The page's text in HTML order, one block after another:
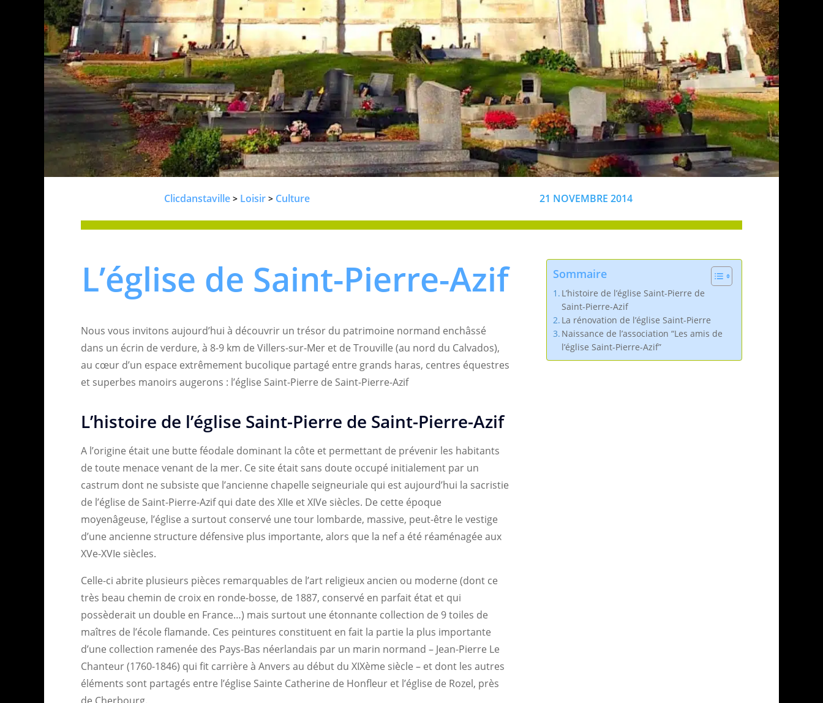
Clicdanstaville > Loisir > Culture 21 NOVEMBRE 2014
L’église de Saint-Pierre-Azif
Nous vous invitons aujourd’hui à découvrir un trésor du patrimoine normand enchâssé
dans un écrin de verdure, à 8-9 km de Villers-sur-Mer et de Trouville (au nord du Calvados),
au cœur d’un espace extrêmement bucolique partagé entre grands haras, centres équestres
et superbes manoirs augerons : l’église Saint-Pierre de Saint-Pierre-Azif
L’histoire de l’église Saint-Pierre de Saint-Pierre-Azif
A l’origine était une butte féodale dominant la côte et permettant de prévenir les habitants
de toute menace venant de la mer. Ce site était sans doute occupé initialement par un
castrum dont ne subsiste que l’ancienne chapelle seigneuriale qui est aujourd’hui la sacristie
de l’église de Saint-Pierre-Azif qui date des XIIe et XIVe siècles. De cette époque
moyenâgeuse, l’église a surtout conservé une tour lombarde, massive, peut-être le vestige
d’une ancienne structure défensive plus importante, alors que la nef a été réaménagée aux
XVe-XVIe siècles.
Celle-ci abrite plusieurs pièces remarquables de l’art religieux ancien ou moderne (dont ce
très beau chemin de croix en ronde-bosse, de 1887, conservé en parfait état et qui
possèderait un double en France…) mais surtout une étonnante collection de 9 toiles de
maîtres de l’école flamande. Ces peintures constituent en fait la partie la plus importante
d’une collection ramenée des Pays-Bas néerlandais par un marin normand – Jean-Pierre Le
Chanteur (1760-1846) qui fit carrière à Anvers au début du XIXème siècle – et dont les autres
éléments sont partagés entre l’église Sainte Catherine de Honfleur et l’église de Rozel, près
Sommaire
L’histoire de l’église Saint-Pierre de
Saint-Pierre-Azif
La rénovation de l’église Saint-Pierre
Naissance de l’association “Les amis de
l’église Saint-Pierre-Azif”